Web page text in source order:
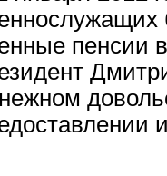
пенсии